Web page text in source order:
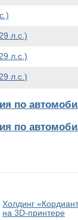
л.с.)
л.с.)
л.с.)
по
по
Холдинг
на 3D-принтере